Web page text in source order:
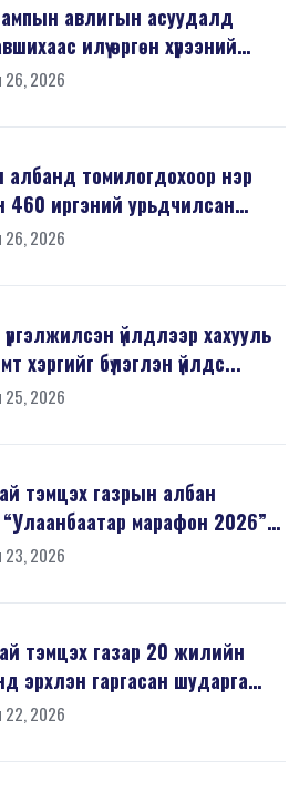
авлигын асуудалд
илүү өргөн хүрээний
26, 2026
албанд томилогдохоор нэр
460 иргэний урьдчилсан
26, 2026
үйлдлээр хахууль
хэргийг бүлэглэн үйлдс...
25, 2026
тэмцэх газрын албан
марафон 2026”-
23, 2026
тэмцэх газар 20 жилийн
эрхлэн гаргасан шударга
22, 2026